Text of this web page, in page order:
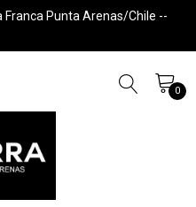
Punta Arenas/Chile --
0